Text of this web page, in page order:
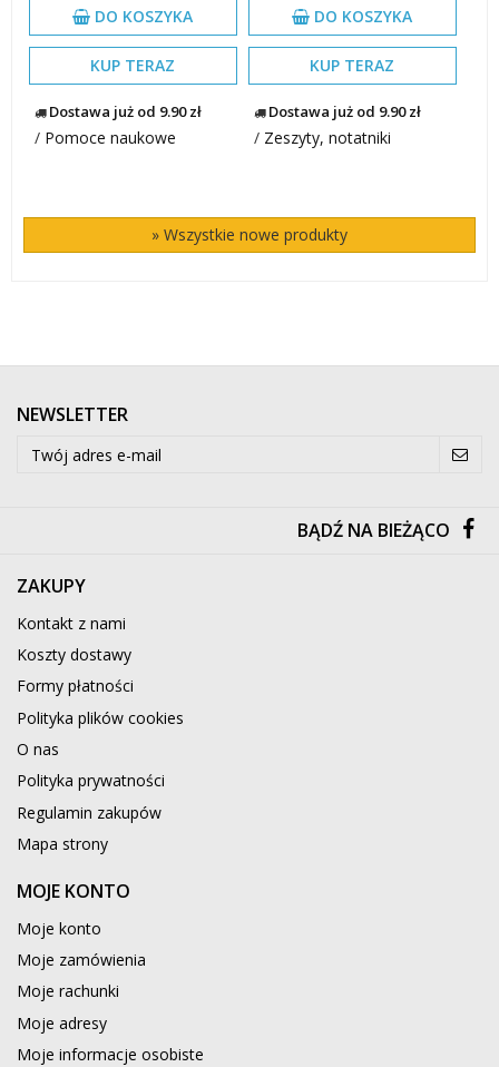
DO KOSZYKA
KUP TERAZ
Dostawa już od 9.90 zł
/ Pomoce naukowe
DO KOSZYKA
KUP TERAZ
Dostawa już od 9.90 zł
/ Zeszyty, notatniki
» Wszystkie nowe produkty
NEWSLETTER
BĄDŹ NA BIEŻĄCO
ZAKUPY
Kontakt z nami
Koszty dostawy
Formy płatności
Polityka plików cookies
O nas
Polityka prywatności
Regulamin zakupów
Mapa strony
MOJE KONTO
Moje konto
Moje zamówienia
Moje rachunki
Moje adresy
Moje informacje osobiste